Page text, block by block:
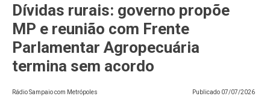
Dívidas rurais: governo propõe
MP e reunião com Frente
Parlamentar Agropecuária
termina sem acordo
Rádio Sampaio com Metrópoles Publicado 07/07/2026